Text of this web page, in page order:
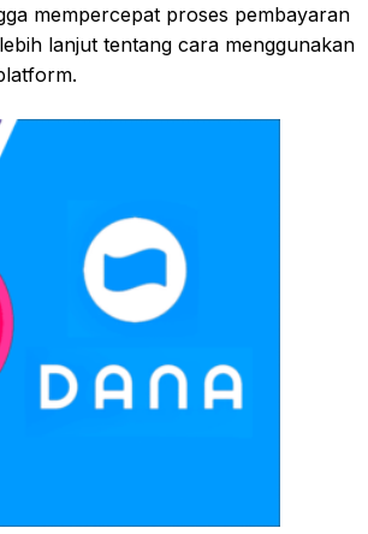
mempercepat proses pembayaran
lanjut tentang cara menggunakan